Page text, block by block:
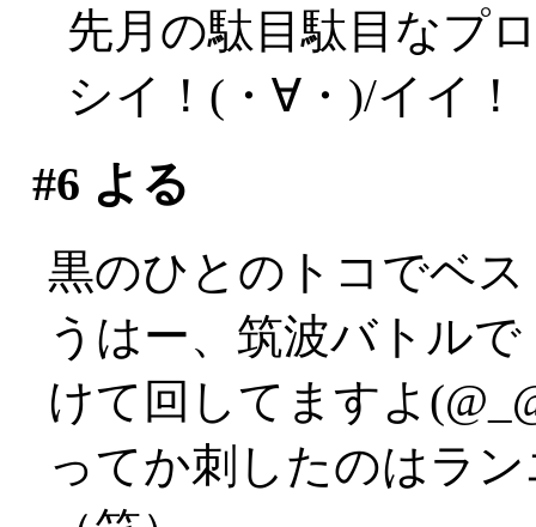
先月の駄目駄目なプ
シイ！(・∀・)/イイ！
#6 よる
黒のひとのトコでベ
うはー、筑波バトルで
けて回してますよ
ってか刺したのはラ